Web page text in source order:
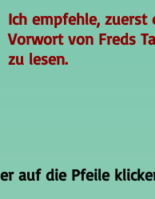
Ich empfehle, zuerst
Vorwort von Freds
zu lesen.
auf die Pfeile